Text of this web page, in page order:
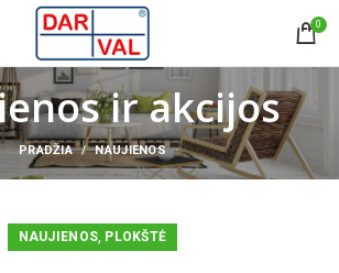
0
ir akcijos
PRADŽIA NAUJIENOS
NAUJIENOS, PLOKŠTĖ